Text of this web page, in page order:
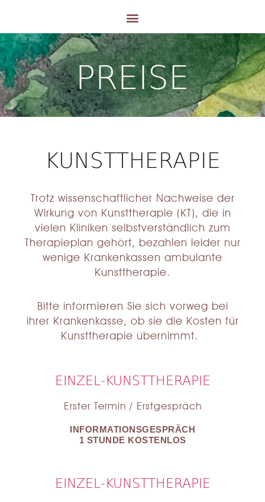
PREISE
KUNSTTHERAPIE
Trotz wissenschaftlicher Nachweise der
Wirkung von Kunsttherapie (KT), die in
vielen Kliniken selbstverständlich zum
Therapieplan gehört, bezahlen leider nur
wenige Krankenkassen ambulante
Kunsttherapie.
Bitte informieren Sie sich vorweg bei
ihrer Krankenkasse, ob sie die Kosten für
Kunsttherapie übernimmt.
EINZEL-KUNSTTHERAPIE
Erster Termin / Erstgespräch
INFORMATIONSGESPRÄCH
1 STUNDE KOSTENLOS
EINZEL-KUNSTTHERAPIE